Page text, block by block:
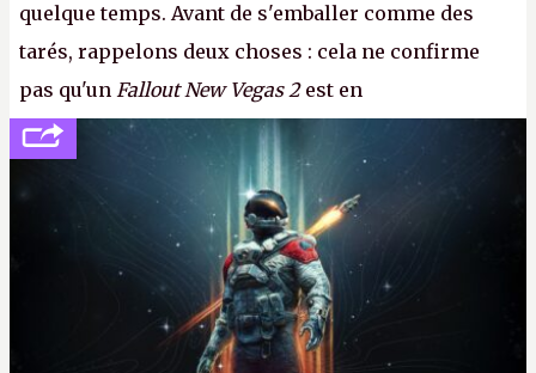
quelque temps. Avant de s'emballer comme des
tarés, rappelons deux choses : cela ne confirme
pas qu'un Fallout New Vegas 2est en
développement (pour ce que l'on sait, ils bossent
peut-être sur
Fallout Football ou
Fallout vs. Les
Lapins Crétins) et l'Obsidian d'aujourd'hui n'est plus
le même studio qu'il y a 15 ans. Mais bon, OK, on
peut commencer à fantasmer.A.